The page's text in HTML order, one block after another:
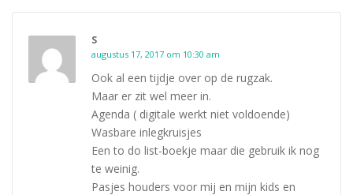
S
augustus 17, 2017 om 10:30 am
Ook al een tijdje over op de rugzak.
Maar er zit wel meer in.
Agenda ( digitale werkt niet voldoende)
Wasbare inlegkruisjes
Een to do list-boekje maar die gebruik ik nog
te weinig.
Pasjes houders voor mij en mijn kids en